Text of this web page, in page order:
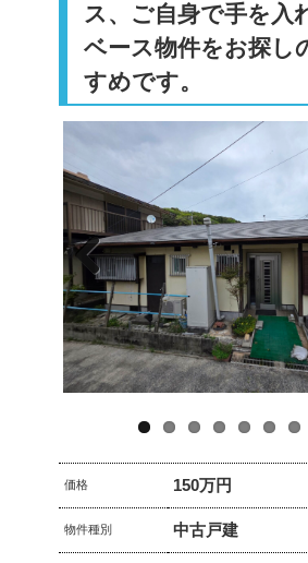
ス、ご自身で手を入
ベース物件をお探し
すめです。
Previo
us
価格 150万円
物件種別 中古戸建